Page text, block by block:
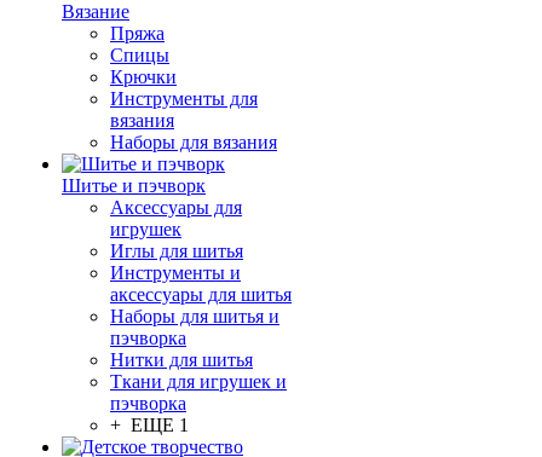
Вязание
Пряжа
Спицы
Крючки
Инструменты для
вязания
Наборы для вязания
Шитье и пэчворк
Аксессуары для
игрушек
Иглы для шитья
Инструменты и
аксессуары для шитья
Наборы для шитья и
пэчворка
Нитки для шитья
Ткани для игрушек и
пэчворка
+ ЕЩЕ 1